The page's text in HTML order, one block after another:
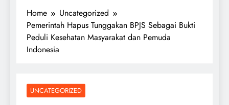
Home
Uncategorized
Pemerintah Hapus Tunggakan BPJS Sebagai Bukti
Peduli Kesehatan Masyarakat dan Pemuda
Indonesia
UNCATEGORIZED